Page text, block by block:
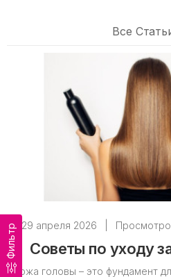
Фильтр
Нанопластика Окрашивание
Нанопластика Осветленные
Все
29 апреля 2026
Советы по уходу
Кожа головы – это фундамент